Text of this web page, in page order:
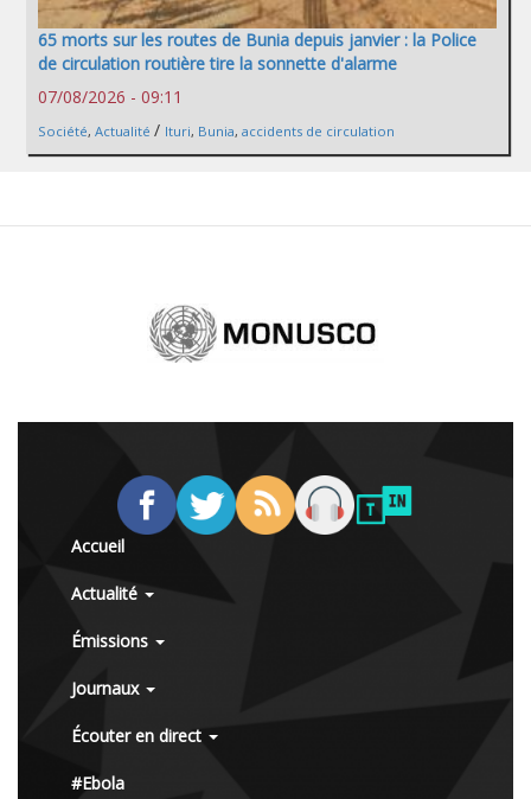
65 morts sur les routes de Bunia depuis janvier : la Police
de circulation routière tire la sonnette d'alarme
07/08/2026 - 09:11
Société, Actualité / Ituri, Bunia, accidents de circulation
Accueil
Actualité
Émissions
Journaux
Écouter en direct
#Ebola